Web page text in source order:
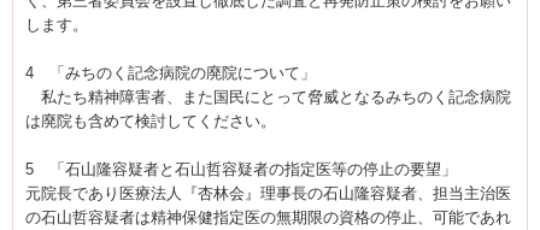
します。
4 「みちのく記念病院の廃院について」
私たち精神障害者、また国民にとって脅威となるみちのく記念病院
は廃院も含めて検討してください。
5 「石山隆容疑者と石山哲容疑者の指定医等の停止の要望」
元院長であり医療法人『杏林会』理事長の石山隆容疑者、担当主治医
の石山哲容疑者は精神保健指定医の無期限の資格の停止、可能であれ